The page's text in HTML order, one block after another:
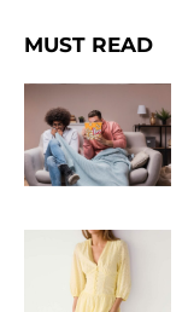
MUST READ